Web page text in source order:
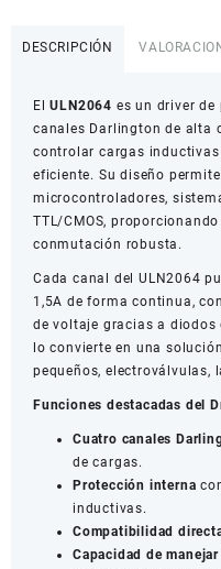
Controlador
alta
corriente
cantidad
DESCRIPCIÓN
ElULN2064 es un driver
canales Darlington de alta
controlar cargas
eficiente. Su diseño
microcontroladores,
TTL/CMOS,
conmutación robusta.
Cada canal del ULN2064
1,5A de forma continua,
de voltaje gracias a diodos
lo convierte en una
pequeños, electroválvulas,
Funciones destacadas del
Cuatro canales
de cargas.
Protección interna
inductivas.
Compatibilidad
Capacidad de